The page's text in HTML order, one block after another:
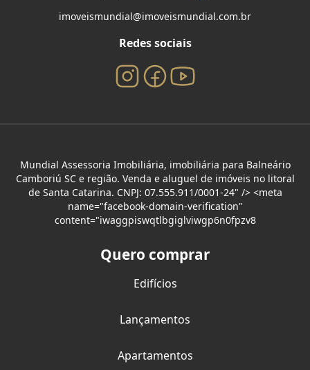
imoveismundial@imoveismundial.com.br
Redes sociais
Mundial Assessoria Imobiliária, imobiliária para Balneário
Camboriú SC e região. Venda e aluguel de imóveis no litoral
de Santa Catarina. CNPJ: 07.555.911/0001-24" /> <meta
name="facebook-domain-verification"
content="iwaggpiswqtlbgiglviwgp6n0fpzv8
Quero comprar
Edifícios
Lançamentos
Apartamentos